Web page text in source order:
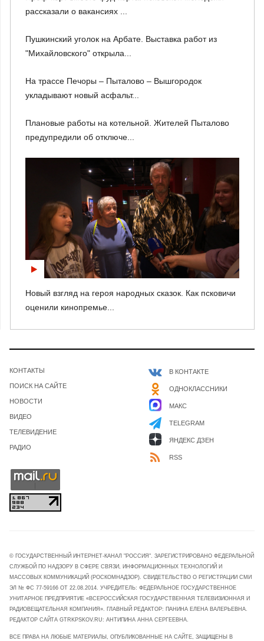
рассказали о вакансиях ...
Пушкинский уголок на Арбате. Выставка работ из
"Михайловского" открыла...
На трассе Печоры – Пыталово – Вышгородок
укладывают новый асфальт...
Плановые работы на котельной. Жителей Пыталово
предупредили об отключе...
Новый взгляд на героя народных сказок. Как псковичи
оценили кинопремье...
КОНТАКТЫ
ПОИСК НА САЙТЕ
НОВОСТИ
ВИДЕО
ТЕЛЕВИДЕНИЕ
РАДИО
В КОНТАКТЕ
ОДНОКЛАССНИКИ
МАКС
TELEGRAM
ЯНДЕКС ДЗЕН
RSS
© ГОСУДАРСТВЕННЫЙ ИНТЕРНЕТ-КАНАЛ "РОССИЯ". ЗАРЕГИСТРИРОВАНО ФЕДЕРАЛЬНОЙ
СЛУЖБОЙ ПО НАДЗОРУ В СФЕРЕ СВЯЗИ, ИНФОРМАЦИОННЫХ ТЕХНОЛОГИЙ И
МАССОВЫХ КОММУНИКАЦИЙ (РОСКОМНАДЗОР). СВИДЕТЕЛЬСТВО О РЕГИСТРАЦИИ СМИ
ЭЛ № ФС 77-59166 ОТ 22.08.2014. УЧРЕДИТЕЛЬ: ФЕДЕРАЛЬНОЕ ГОСУДАРСТВЕННОЕ
УНИТАРНОЕ ПРЕДПРИЯТИЕ «ВСЕРОССИЙСКАЯ ГОСУДАРСТВЕННАЯ ТЕЛЕВИЗИОННАЯ И
РАДИОВЕЩАТЕЛЬНАЯ КОМПАНИЯ». ГЛАВНЫЙ РЕДАКТОР: ПАНИНА ЕЛЕНА ВАЛЕРЬЕВНА.
РЕДАКТОР САЙТА GTRKPSKOV.RU: АНТИПИНА АННА СЕРГЕЕВНА.
ВСЕ ПРАВА НА ЛЮБЫЕ МАТЕРИАЛЫ, ОПУБЛИКОВАННЫЕ НА САЙТЕ, ЗАЩИЩЕНЫ В